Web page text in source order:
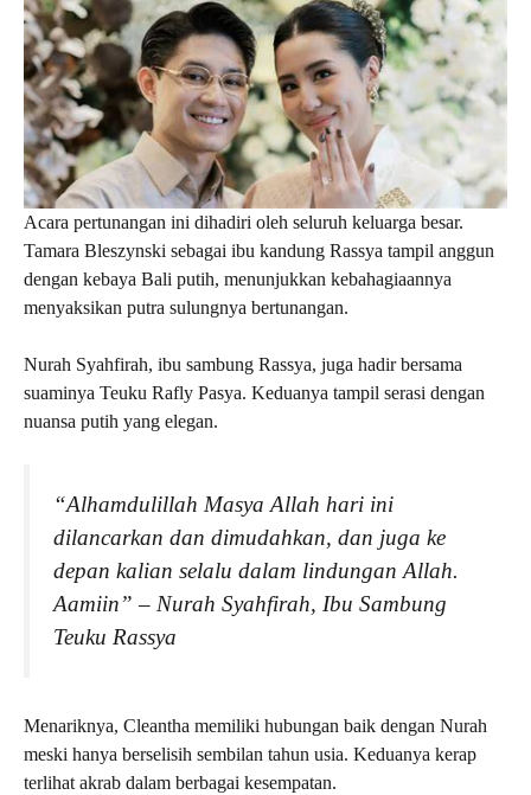
Acara pertunangan ini dihadiri oleh seluruh keluarga besar.
Tamara Bleszynski sebagai ibu kandung Rassya tampil anggun
dengan kebaya Bali putih, menunjukkan kebahagiaannya
menyaksikan putra sulungnya bertunangan.
Nurah Syahfirah, ibu sambung Rassya, juga hadir bersama
suaminya Teuku Rafly Pasya. Keduanya tampil serasi dengan
nuansa putih yang elegan.
“Alhamdulillah Masya Allah hari ini
dilancarkan dan dimudahkan, dan juga ke
depan kalian selalu dalam lindungan Allah.
Aamiin” – Nurah Syahfirah, Ibu Sambung
Teuku Rassya
Menariknya, Cleantha memiliki hubungan baik dengan Nurah
meski hanya berselisih sembilan tahun usia. Keduanya kerap
terlihat akrab dalam berbagai kesempatan.